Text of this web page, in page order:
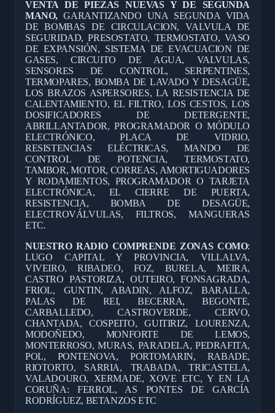
VENTA DE PIEZAS NUEVAS Y DE SEGUNDA
MANO, GARANTIZANDO UNA SEGUNDA VIDA
DE BOMBAS DE CIRCULACION, VALVULA DE
SEGURIDAD, PRESOSTATO, TERMOSTATO, VASO
DE EXPANSIÓN, SISTEMA DE EVACUACION DE
GASES, CIRCUITO DE AGUA, VALVULAS,
SENSORES DE CONTROL, SERPENTINES,
TERMOPARES, BOMBA DE LAVADO Y DESAGÜE,
LOS BRAZOS ASPERSORES, LA RESISTENCIA DE
CALENTAMIENTO, EL FILTRO, LOS CESTOS, LOS
DOSIFICADORES DE DETERGENTE,
ABRILLANTADOR, PROGRAMADOR O MÓDULO
ELECTRÓNICO, PLACA DE VIDRIO,
RESISTENCIAS ELÉCTRICAS, MANDO DE
CONTROL DE POTENCIA, TERMOSTATO,
TAMBOR, MOTOR, CORREAS, AMORTIGUADORES
Y RODAMIENTOS, PROGRAMADOR O TARJETA
ELECTRÓNICA, EL CIERRE DE PUERTA,
RESISTENCIA, BOMBA DE DESAGÜE,
ELECTROVÁLVULAS, FILTROS, MANGUERAS
ETC.
NUESTRO RADIO COMPRENDE ZONAS COMO:
LUGO CAPITAL Y PROVINCIA, VILLALVA,
VIVEIRO, RIBADEO, FOZ, BURELA, MEIRA,
CASTRO PASTORIZA, OUTEIRO, FONSAGRADA,
FRIOL, GUNTIN, ABADIN, ALFOZ, BARALLA,
PALAS DE REI, BECERRA, BEGONTE,
CARBALLEDO, CASTROVERDE, CERVO,
CHANTADA, COSPEITO, GUITIRIZ, LOURENZA,
MODOÑEDO, MONFORTE DE LEMOS,
MONTERROSO, MURAS, PARADELA, PEDRAFITA,
POL, PONTENOVA, PORTOMARIN, RABADE,
RIOTORTO, SARRIA, TRABADA, TRICASTELA,
VALADOURO, XERMADE, XOVE ETC, Y EN LA
CORUÑA: FERROL, AS PONTES DE GARCÍA
RODRÍGUEZ, BETANZOS ETC